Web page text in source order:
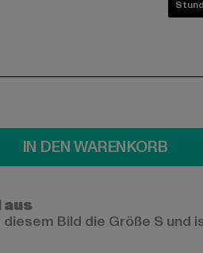
IN DEN WARENKORB
Bild die Größe S und